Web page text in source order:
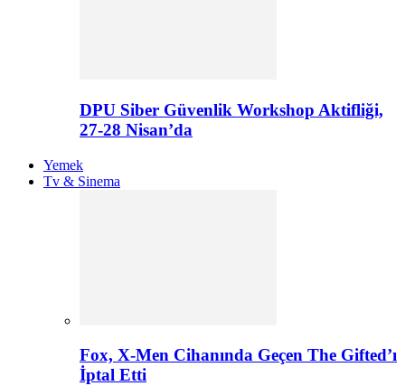
DPU Siber Güvenlik Workshop Aktifliği,
27-28 Nisan’da
Yemek
Tv & Sinema
Fox, X-Men Cihanında Geçen The Gifted’ı
İptal Etti